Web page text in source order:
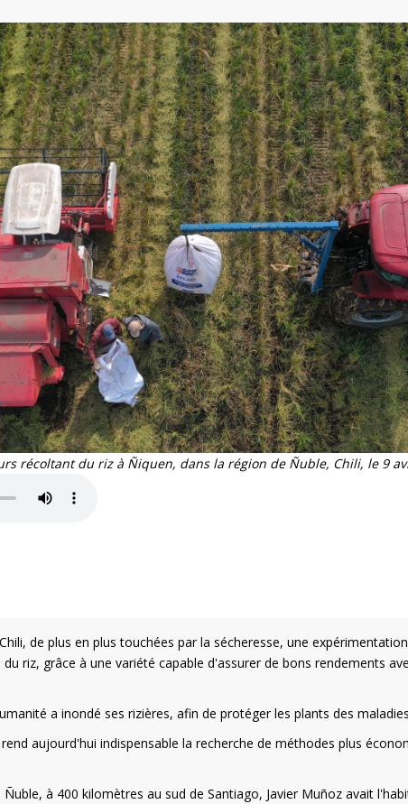
récoltant du riz à Ñiquen, dans la région de Ñuble, Chili, le 9
de plus en plus touchées par la sécheresse, une
riz, grâce à une variété capable d'assurer de bons rendements
a inondé ses rizières, afin de protéger les plants des
aujourd'hui indispensable la recherche de méthodes plus
à 400 kilomètres au sud de Santiago, Javier Muñoz avait